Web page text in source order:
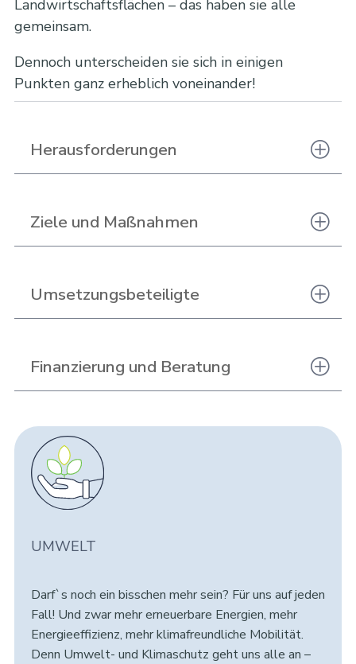
Landwirtschaftsflächen – das haben sie alle
gemeinsam.
Dennoch unterscheiden sie sich in einigen
Punkten ganz erheblich voneinander!
Herausforderungen
Ziele und Maßnahmen
Umsetzungsbeteiligte
Finanzierung und Beratung
UMWELT
Darf`s noch ein bisschen mehr sein? Für uns auf jeden
Fall! Und zwar mehr erneuerbare Energien, mehr
Energieeffizienz, mehr klimafreundliche Mobilität.
Denn Umwelt- und Klimaschutz geht uns alle an –